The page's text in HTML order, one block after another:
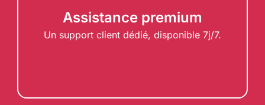
Assistance premium
Un support client dédié, disponible 7j/7.